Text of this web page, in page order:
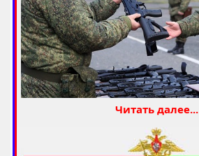
Читать далее...